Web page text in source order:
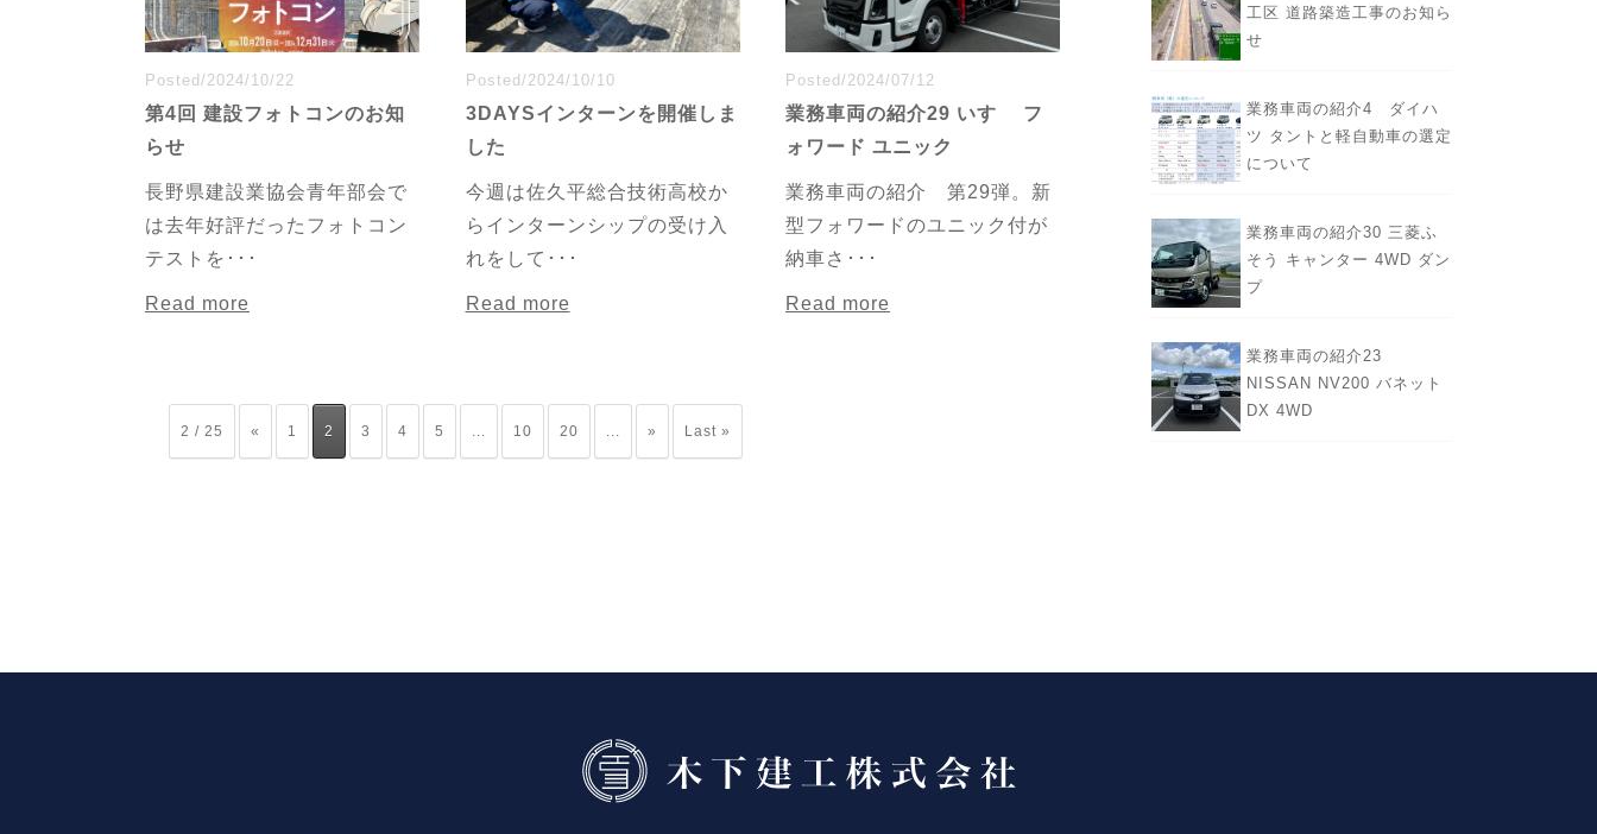
Posted/2024/10/22
第4回 建設フォトコンのお知
らせ
長野県建設業協会青年部会で
は去年好評だったフォトコン
テストを･･･
Read more
Posted/2024/10/10
3DAYSインターンを開催しま
した
今週は佐久平総合技術高校か
らインターンシップの受け入
れをして･･･
Read more
Posted/2024/07/12
業務車両の紹介29 いすゞ フ
ォワード ユニック
業務車両の紹介 第29弾。新
型フォワードのユニック付が
納車さ･･･
Read more
2 / 25 « 1 2 3 4 5 ... 10 20 ... » Last »
工区 道路築造工事のお知ら
せ
業務車両の紹介4 ダイハ
ツ タントと軽自動車の選定
について
業務車両の紹介30 三菱ふ
そう キャンター 4WD ダン
プ
業務車両の紹介23
NISSAN NV200 バネット
DX 4WD